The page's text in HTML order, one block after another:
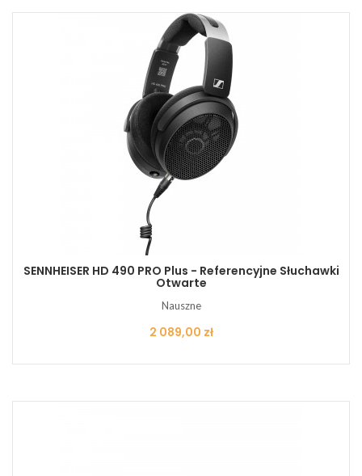
SENNHEISER HD 490 PRO Plus - Referencyjne Słuchawki
Otwarte
Nauszne
Cena
2 089,00 zł